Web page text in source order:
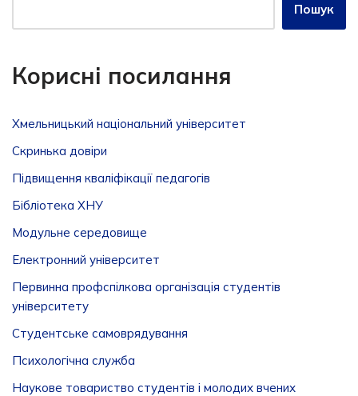
Пошук
Корисні посилання
Хмельницький національний університет
Скринька довiри
Підвищення кваліфікації педагогів
Бібліотека ХНУ
Модульне середовище
Електронний університет
Первинна профспілкова організація студентів
університету
Студентське самоврядування
Психологічна служба
Наукове товариство студентів і молодих вчених